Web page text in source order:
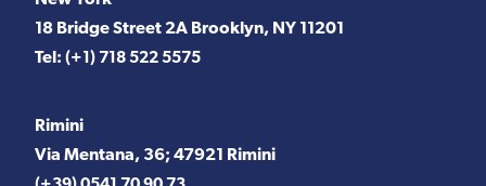
18 Bridge Street 2A Brooklyn, NY 11201
Tel: (+1) 718 522 5575
Rimini
Via Mentana, 36; 47921 Rimini